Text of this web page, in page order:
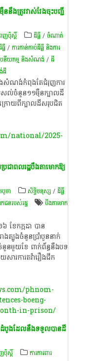
ត្រូវវាស់វែងចុះបញ្ជី
េញប៉ុស្តិ៍ ដីធ្លី/ចំណាត់
លី/ការកាន់កាប់​ដីធ្លី និង​ការ
បនីយកម្ម និងសំណង់ /ដី
ដី
សំណង់កំពុងតែជំរុញការ
ស​ល់​ចំនួ​ន១១​ម៉ឺន​ក្បាល​ដី
រោយពីក្បាលដីសរុបជិត
national/2025-
រជាពលរដ្ឋបឹងតាមោកឱ្យ
បូ​ចា សិទ្ធិមនុស្ស/ដីធ្លី
ជនរបស់រដ្ឋ
បឹង​តាមោក
ខែកក្កដា បាន
ត្បូងចំនួនប្រាំបួននាក់
នួនមួយខែ ពាក់ព័ន្ធនឹងបទ
សារការតវ៉ារឿងជីក
phnom-
boeng-
in-prison/
០​ដំបូង​ដែល​នឹង​ទទួល​បាន​ដី​
ប៉ុស្តិ៍
ការការពារ